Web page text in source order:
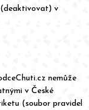
v
nemůže
v České
(soubor pravidel